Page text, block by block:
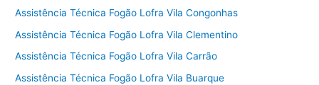
Assistência Técnica Fogão Lofra Vila Congonhas
Assistência Técnica Fogão Lofra Vila Clementino
Assistência Técnica Fogão Lofra Vila Carrão
Assistência Técnica Fogão Lofra Vila Buarque